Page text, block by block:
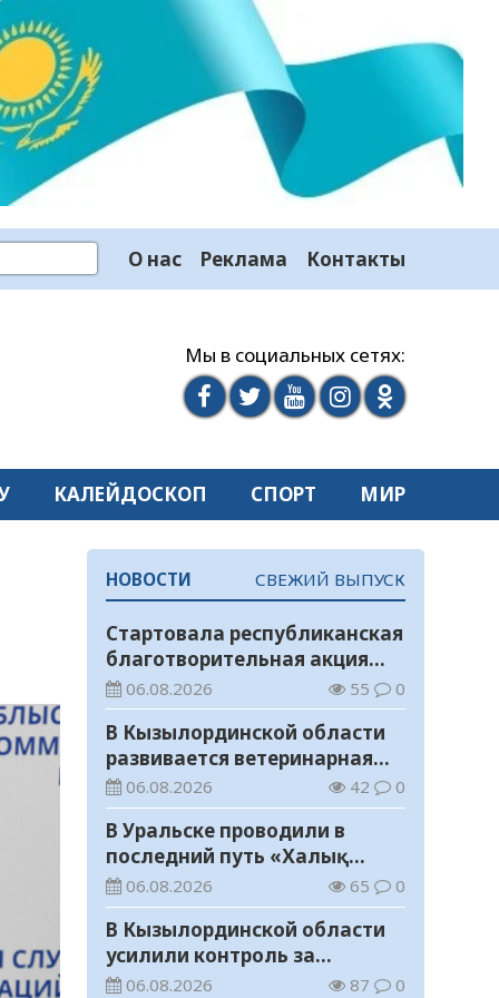
О нас Реклама Контакты
Мы в социальных сетях:
КАЛЕЙДОСКОП СПОРТ МИР
НОВОСТИ СВЕЖИЙ ВЫПУСК
Стартовала республиканская
благотворительная акция
«Дорога в школу»
06.08.2026 55 0
В Кызылординской области
развивается ветеринарная
отрасль
06.08.2026 42 0
В Уральске проводили в
последний путь «Халық
Қаһарманы» Ивана
Степановича Гапича
06.08.2026 65 0
В Кызылординской области
усилили контроль за
финансовой дисциплиной
06.08.2026 87 0